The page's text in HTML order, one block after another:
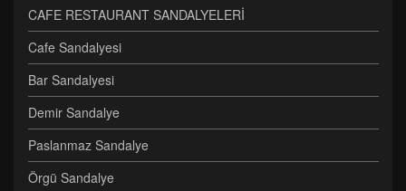
CAFE RESTAURANT SANDALYELERİ
Cafe Sandalyesi
Bar Sandalyesi
Demir Sandalye
Paslanmaz Sandalye
Örgü Sandalye